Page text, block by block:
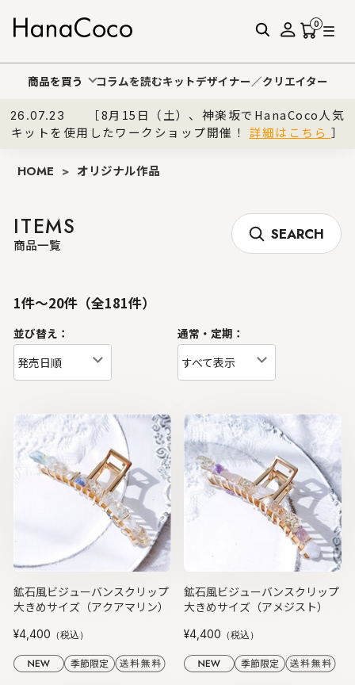
0
商品を買う コラムを読むキットデザイナー／クリエイター
26.07.23
［8月15日（土）、神楽坂でHanaCoco人気
キットを使用したワークショップ開催！ 詳細はこちら ］
HOME > オリジナル作品
ITEMS
商品一覧
SEARCH
1件～20件（全181件）
並び替え：
発売日順
通常・定期：
すべて表示
鉱石風ビジューバンスクリップ
大きめサイズ（アクアマリン）
¥4,400 （税込）
鉱石風ビジューバンスクリップ
大きめサイズ（アメジスト）
¥4,400 （税込）